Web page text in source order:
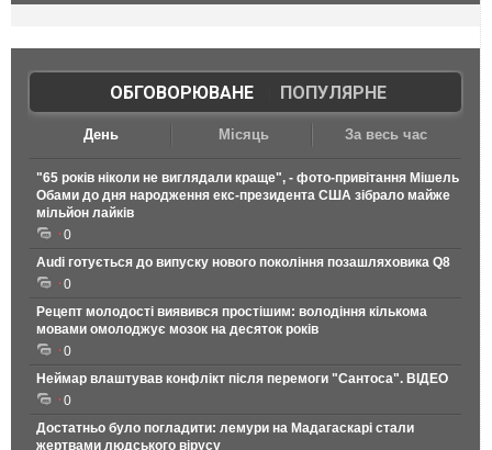
ОБГОВОРЮВАНЕ| ПОПУЛЯРНЕ
День Місяць За весь час
"65 років ніколи не виглядали краще", - фото-привітання Мішель
Обами до дня народження екс-президента США зібрало майже
мільйон лайків
0
Audi готується до випуску нового покоління позашляховика Q8
0
Рецепт молодості виявився простішим: володіння кількома
мовами омолоджує мозок на десяток років
0
Неймар влаштував конфлікт після перемоги "Сантоса". ВІДЕО
0
Достатньо було погладити: лемури на Мадагаскарі стали
жертвами людського вірусу